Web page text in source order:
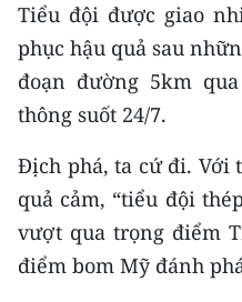
Media Du lịch
Media Thế giới
Media Giáo dục
Media Y tế
Tiểu đội được giao
phục hậu quả sau
đoạn đường 5km
thông suốt 24/7.
Địch phá, ta cứ đi. Với
quả cảm, “tiểu đội
vượt qua trọng điểm
điểm bom Mỹ đánh